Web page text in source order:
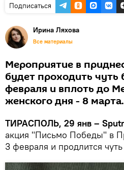
Подписаться
Ирина Ляхова
Все материалы
Мероприятие в
будет проходить чуть
февраля и вплоть до
женского дня - 8 марта.
ТИРАСПОЛЬ, 29 янв –
акция "Письмо Победы" в
3 февраля и продлится